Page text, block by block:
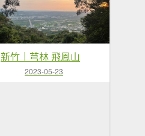
新竹｜芎林 飛鳳山
2023-05-23